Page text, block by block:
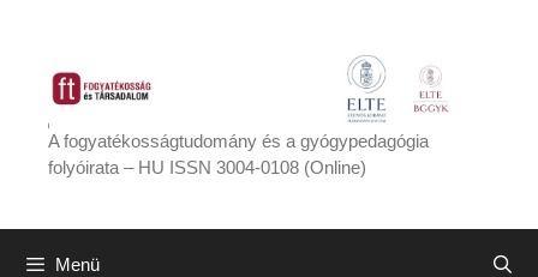
tartalomba
A fogyatékosságtudomány és a gyógypedagógia
folyóirata – HU ISSN 3004-0108 (Online)
Menü